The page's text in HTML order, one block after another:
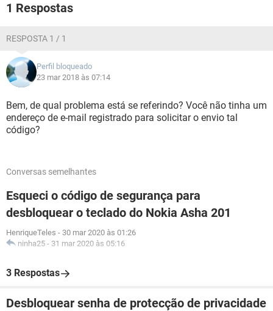
1 Respostas
RESPOSTA 1 / 1
Perfil bloqueado
23 mar 2018 às 07:14
Bem, de qual problema está se referindo? Você não tinha um
endereço de e-mail registrado para solicitar o envio tal
código?
Conversas semelhantes
Esqueci o código de segurança para
desbloquear o teclado do Nokia Asha 201
HenriqueTeles - 30 mar 2020 às 01:26
ninha25 - 31 mar 2020 às 05:16
3 Respostas
Desbloquear senha de protecção de privacidade